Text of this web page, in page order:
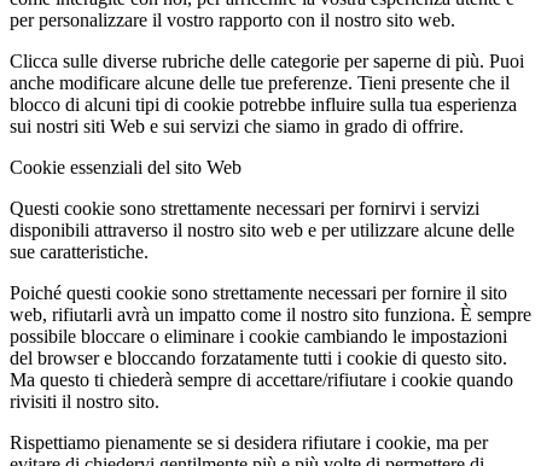
per personalizzare il vostro rapporto con il nostro sito web.
Clicca sulle diverse rubriche delle categorie per saperne di più. Puoi
anche modificare alcune delle tue preferenze. Tieni presente che il
blocco di alcuni tipi di cookie potrebbe influire sulla tua esperienza
sui nostri siti Web e sui servizi che siamo in grado di offrire.
Cookie essenziali del sito Web
Questi cookie sono strettamente necessari per fornirvi i servizi
disponibili attraverso il nostro sito web e per utilizzare alcune delle
sue caratteristiche.
Poiché questi cookie sono strettamente necessari per fornire il sito
web, rifiutarli avrà un impatto come il nostro sito funziona. È sempre
possibile bloccare o eliminare i cookie cambiando le impostazioni
del browser e bloccando forzatamente tutti i cookie di questo sito.
Ma questo ti chiederà sempre di accettare/rifiutare i cookie quando
rivisiti il nostro sito.
Rispettiamo pienamente se si desidera rifiutare i cookie, ma per